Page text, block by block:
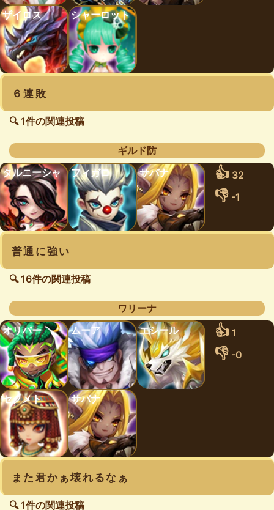
ザイロス シャーロット
６連敗
🔍 1件の関連投稿
ギルド防
タルニーシャ
フィガロ サバナ 👍 32
👎 -1
普通に強い
🔍 16件の関連投稿
ワリーナ
オリバー
ムーア エシール 👍 1
👎 -0
セクメト サバナ
また君かぁ壊れるなぁ
🔍 1件の関連投稿